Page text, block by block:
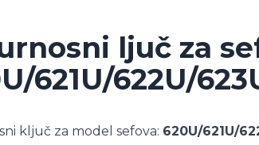
ljuč za
621U/622U/
ključ za model sefova: 620U/621U/